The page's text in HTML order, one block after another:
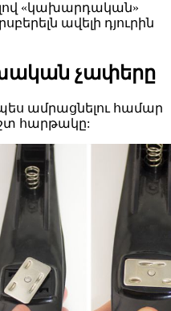
«կախարդական»
ավելի դյուրին
չափերը
ամրացնելու համար
հարթակը: